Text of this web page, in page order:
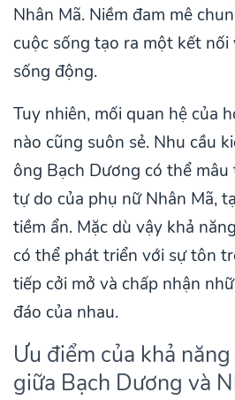
Nhân Mã. Niềm đam mê
cuộc sống tạo ra một kết nối
sống động.
Tuy nhiên, mối quan hệ của
nào cũng suôn sẻ. Nhu cầu
ông Bạch Dương có thể
tự do của phụ nữ Nhân Mã,
tiềm ẩn. Mặc dù vậy khả
có thể phát triển với sự tôn
tiếp cởi mở và chấp nhận
đáo của nhau.
Ưu điểm của khả
giữa Bạch Dương và